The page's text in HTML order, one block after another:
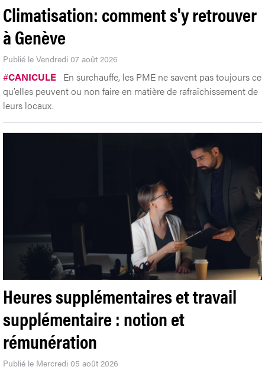
Climatisation: comment s'y retrouver
à Genève
Publié le Vendredi 07 août 2026
#CANICULE En surchauffe, les PME ne savent pas toujours ce
qu’elles peuvent ou non faire en matière de rafraîchissement de
leurs locaux.
Heures supplémentaires et travail
supplémentaire : notion et
rémunération
Publié le Mercredi 05 août 2026